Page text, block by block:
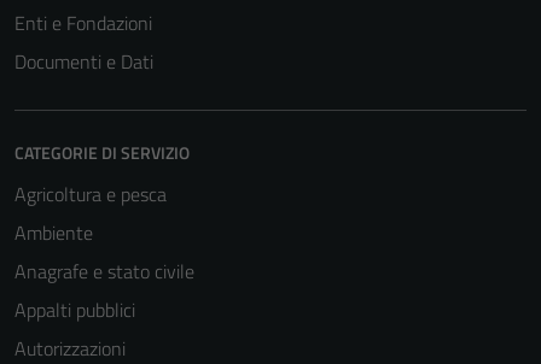
Enti e Fondazioni
Documenti e Dati
CATEGORIE DI SERVIZIO
Agricoltura e pesca
Ambiente
Anagrafe e stato civile
Appalti pubblici
Autorizzazioni